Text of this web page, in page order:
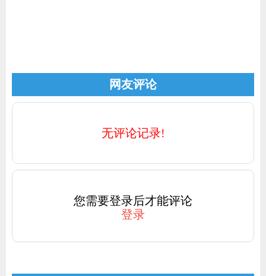
网友评论
无评论记录!
您需要登录后才能评论
登录